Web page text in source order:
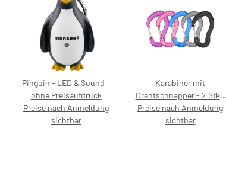
Pinguin - LED & Sound –
ohne Preisaufdruck
Preise nach Anmeldung
sichtbar
Karabiner mit
Drahtschnapper - 2 Stk –
ohne Preisaufdruck
Preise nach Anmeldung
sichtbar